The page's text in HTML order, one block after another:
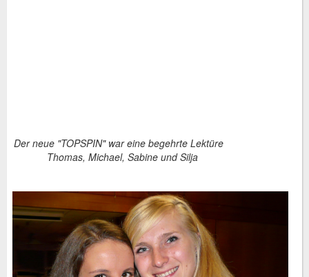
Der neue "TOPSPIN" war eine begehrte Lektüre
Thomas, Michael, Sabine und Silja